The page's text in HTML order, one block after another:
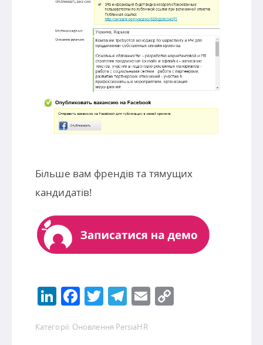
Більше вам френдів та тямущих
кандидатів!
LinkedIn
Facebook
Twitter
Telegram
Email
Категорії: Оновлення PersiaHR